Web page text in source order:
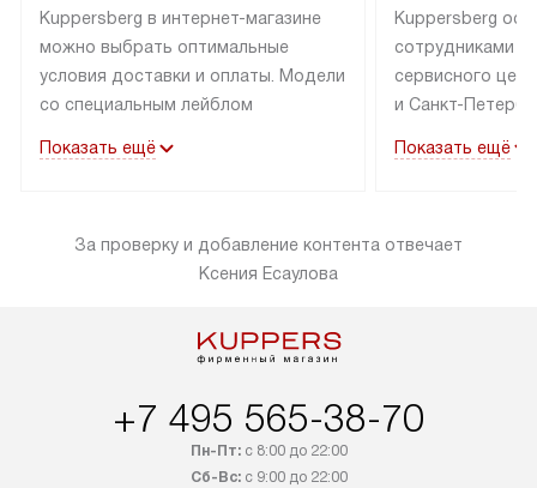
Kuppersberg в интернет-магазине
можно выбрать оптимальные
условия доставки и оплаты. Модели
со специальным лейблом
в пределах МКАД до подъезда,
«в наличии» может быть отправлен
покупателю в течение трех дней.
и другие регионы осуществляется
через транспортную компанию.
компания бесплатно доставит ваш
заказ до представительства
транспортной компании в Москве.
Показать ещё
Kuppersberg
сотрудниками
сервисного
и Санкт-
подключается к
за пределы
от категории
Показать ещё
За проверку и добавление контента отвечает
Ксения Есаулова
+7 495 565-38-70
Пн-Пт:с 8:00 до 22:00
Сб-Вс:с 9:00 до 22:00